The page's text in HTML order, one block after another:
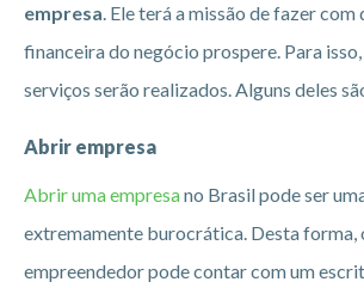
empresa. Ele terá a missão de fazer com
financeira do negócio prospere. Para
serviços serão realizados. Alguns deles
Abrir empresa
Abrir uma empresano Brasil pode ser
extremamente burocrática. Desta forma,
empreendedor pode contar com um